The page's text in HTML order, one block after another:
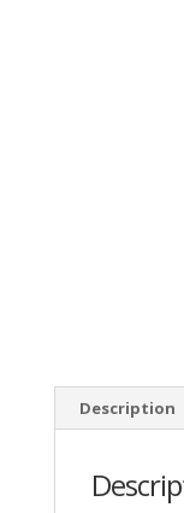
Description